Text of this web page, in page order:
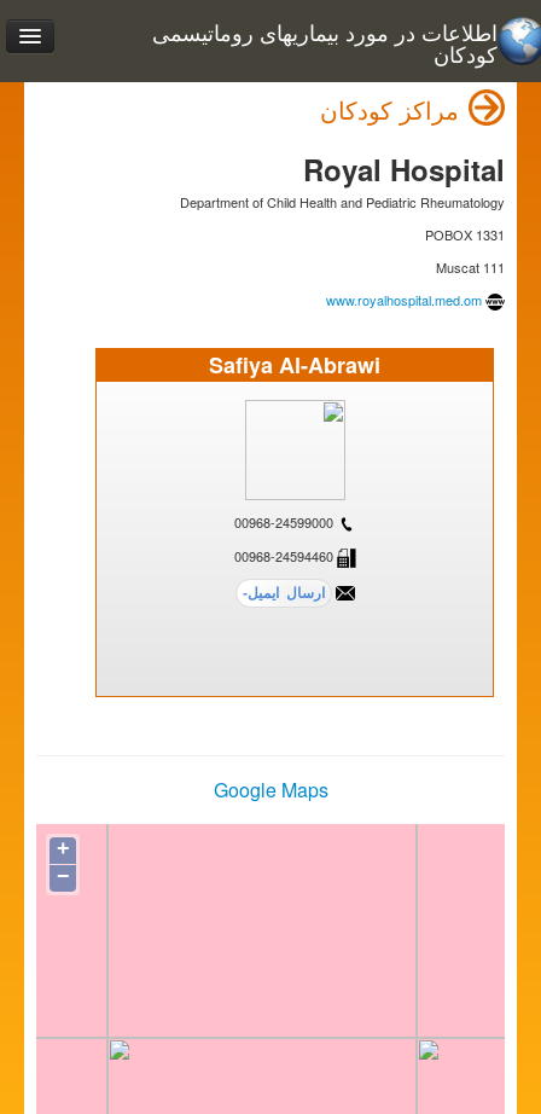
اطلاعات در مورد بیماریهای روماتیسمی
کودکان
مراکز کودکان
Royal Hospital
Department of Child Health and Pediatric Rheumatology
POBOX 1331
111 Muscat
www.royalhospital.med.om
Safiya Al-Abrawi
00968-24599000
00968-24594460
Google Maps
+
−